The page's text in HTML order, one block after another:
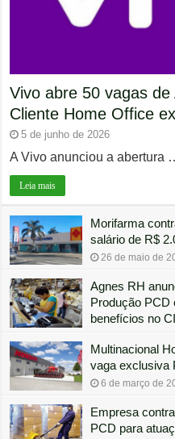
Vivo abre 50 vagas
Cliente Home Office
5 de junho de 2026
A Vivo anunciou a abertura
Leia mais
Morifarma
salário de R$
26 de maio de
Agnes RH
Produção PCD
benefícios no
Multinacional
vaga exclusiva
6 de março de
Empresa
PCD para